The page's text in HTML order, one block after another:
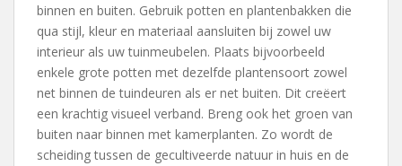
binnen en buiten. Gebruik potten en plantenbakken die
qua stijl, kleur en materiaal aansluiten bij zowel uw
interieur als uw tuinmeubelen. Plaats bijvoorbeeld
enkele grote potten met dezelfde plantensoort zowel
net binnen de tuindeuren als er net buiten. Dit creëert
een krachtig visueel verband. Breng ook het groen van
buiten naar binnen met kamerplanten. Zo wordt de
scheiding tussen de gecultiveerde natuur in huis en de